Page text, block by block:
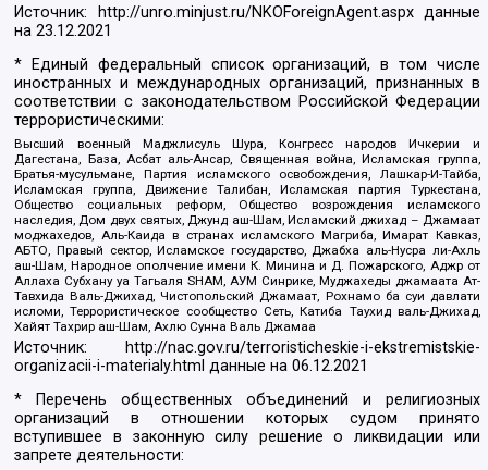
Источник: http://unro.minjust.ru/NKOForeignAgent.aspxданные
на23.12.2021
* Единый федеральный список организаций, в том числе
иностранных и международных организаций, признанных в
соответствии с законодательством Российской Федерации
террористическими:
Высший военный Маджлисуль Шура, Конгресс народов Ичкерии и
Дагестана, База, Асбат аль-Ансар, Священная война, Исламская группа,
Братья-мусульмане, Партия исламского освобождения, Лашкар-И-Тайба,
Исламская группа, Движение Талибан, Исламская партия Туркестана,
Общество социальных реформ, Общество возрождения исламского
наследия, Дом двух святых, Джунд аш-Шам, Исламский джихад – Джамаат
моджахедов, Аль-Каида в странах исламского Магриба, Имарат Кавказ,
АБТО, Правый сектор, Исламское государство, Джабха аль-Нусра ли-Ахль
аш-Шам, Народное ополчение имени К. Минина и Д. Пожарского, Аджр от
Аллаха Субхану уа Тагьаля SHAM, АУМ Синрике, Муджахеды джамаата Ат-
Тавхида Валь-Джихад, Чистопольский Джамаат, Рохнамо ба суи давлати
исломи, Террористическое сообщество Сеть, Катиба Таухид валь-Джихад,
Хайят Тахрир аш-Шам, Ахлю Сунна Валь Джамаа
Источник:
http://nac.gov.ru/terroristicheskie-i-ekstremistskie-
organizacii-i-materialy.html данные на06.12.2021
* Перечень общественных объединений и религиозных
организаций в отношении которых судом принято
вступившее в законную силу решение о ликвидации или
запрете деятельности: